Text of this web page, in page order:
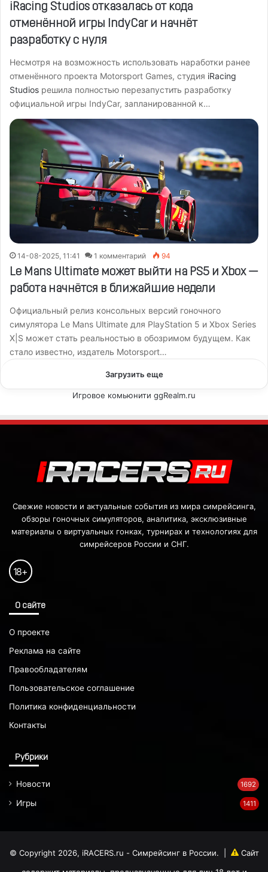
iRacing Studios отказалась от кода
отменённой игры IndyCar и начнёт
разработку с нуля
Несмотря на возможность использовать наработки ранее
отменённого проекта Motorsport Games, студия iRacing
Studios решила полностью перезапустить разработку
официальной игры IndyCar, запланированной к…
14-08-2025, 11:41 1 комментарий 94
Le Mans Ultimate может выйти на PS5 и Xbox —
работа начнётся в ближайшие недели
Официальный релиз консольных версий гоночного
симулятора Le Mans Ultimate для PlayStation 5 и Xbox Series
X|S может стать реальностью в обозримом будущем. Как
стало известно, издатель Motorsport…
Загрузить еще
Игровое комьюнити ggRealm.ru
Свежие новости и актуальные события из мира симрейсинга,
обзоры гоночных симуляторов, аналитика, эксклюзивные
материалы о виртуальных гонках, турнирах и технологиях для
симрейсеров России и СНГ.
18+
О сайте
О проекте
Реклама на сайте
Правообладателям
Пользовательское соглашение
Политика конфиденциальности
Контакты
Рубрики
Новости 1692
Игры 1411
© Copyright 2026, iRACERS.ru - Симрейсинг в России.
Сайт